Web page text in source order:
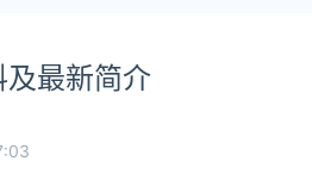
最新简介